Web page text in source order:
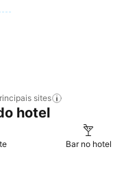
sites
hotel
Bar no hotel